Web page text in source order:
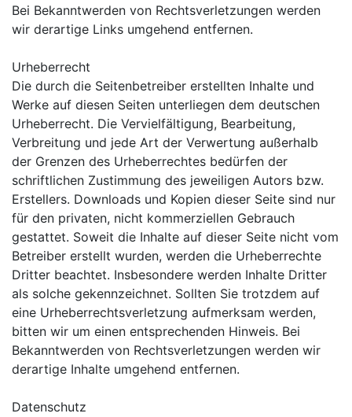
Bei Bekanntwerden von Rechtsverletzungen werden
wir derartige Links umgehend entfernen.
Urheberrecht
Die durch die Seitenbetreiber erstellten Inhalte und
Werke auf diesen Seiten unterliegen dem deutschen
Urheberrecht. Die Vervielfältigung, Bearbeitung,
Verbreitung und jede Art der Verwertung außerhalb
der Grenzen des Urheberrechtes bedürfen der
schriftlichen Zustimmung des jeweiligen Autors bzw.
Erstellers. Downloads und Kopien dieser Seite sind nur
für den privaten, nicht kommerziellen Gebrauch
gestattet. Soweit die Inhalte auf dieser Seite nicht vom
Betreiber erstellt wurden, werden die Urheberrechte
Dritter beachtet. Insbesondere werden Inhalte Dritter
als solche gekennzeichnet. Sollten Sie trotzdem auf
eine Urheberrechtsverletzung aufmerksam werden,
bitten wir um einen entsprechenden Hinweis. Bei
Bekanntwerden von Rechtsverletzungen werden wir
derartige Inhalte umgehend entfernen.
Datenschutz